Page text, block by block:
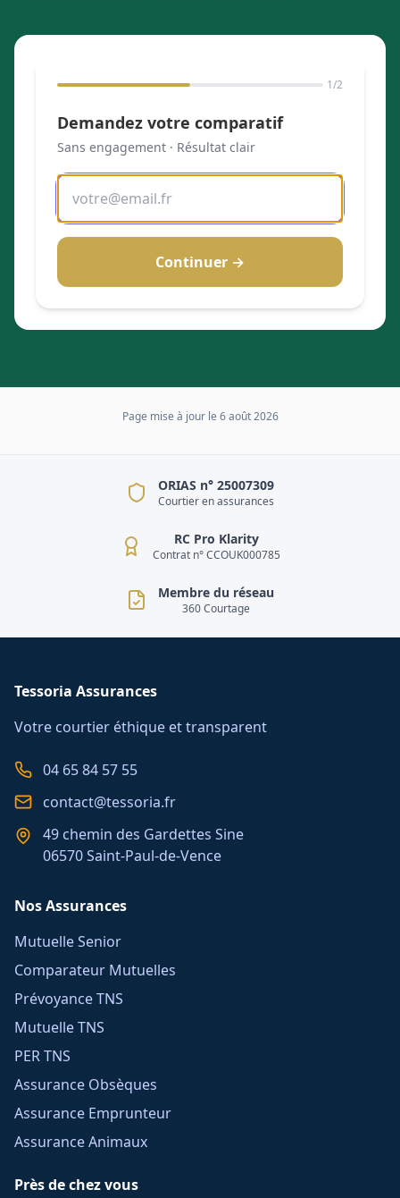
1/2
Demandez votre comparatif
Sans engagement · Résultat clair
Continuer →
Page mise à jour le 6 août 2026
ORIAS n° 25007309
Courtier en assurances
RC Pro Klarity
Contrat n° CCOUK000785
Membre du réseau
360 Courtage
Tessoria Assurances
Votre courtier éthique et transparent
04 65 84 57 55
contact@tessoria.fr
49 chemin des Gardettes Sine
06570 Saint-Paul-de-Vence
Nos Assurances
Mutuelle Senior
Comparateur Mutuelles
Prévoyance TNS
Mutuelle TNS
PER TNS
Assurance Obsèques
Assurance Emprunteur
Assurance Animaux
Près de chez vous